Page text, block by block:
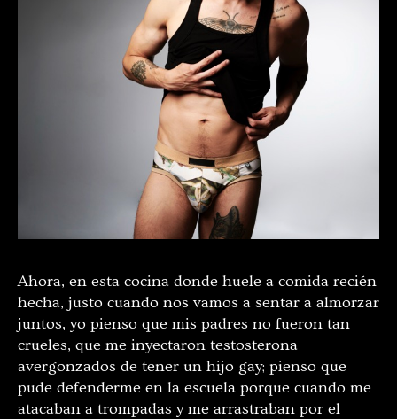
Ahora, en esta cocina donde huele a comida recién
hecha, justo cuando nos vamos a sentar a almorzar
juntos, yo pienso que mis padres no fueron tan
crueles, que me inyectaron testosterona
avergonzados de tener un hijo gay; pienso que
pude defenderme en la escuela porque cuando me
atacaban a trompadas y me arrastraban por el